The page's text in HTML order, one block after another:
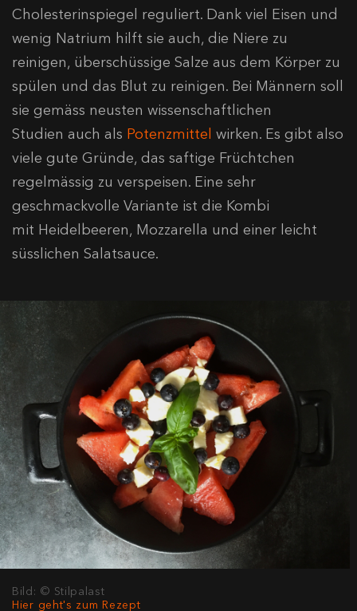
Cholesterinspiegel reguliert. Dank viel Eisen und
wenig Natrium hilft sie auch, die Niere zu
reinigen, überschüssige Salze aus dem Körper zu
spülen und das Blut zu reinigen. Bei Männern soll
sie gemäss neusten wissenschaftlichen
Studien auch als Potenzmittel wirken. Es gibt also
viele gute Gründe, das saftige Früchtchen
regelmässig zu verspeisen. Eine sehr
geschmackvolle Variante ist die Kombi
mit Heidelbeeren, Mozzarella und einer leicht
süsslichen Salatsauce.
Bild: © Stilpalast
Hier geht's zum Rezept